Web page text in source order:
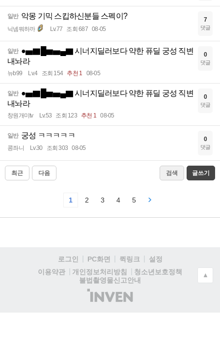
일반 악몽 기믹 스킵하신분들 스펙이?
닉넴뭐하까 Lv.77 조회 687 08-05
7
댓글
일반 ●▅▇█▆▅▄▇ 시너지딜러보다 약한 퓨딜 궁성 직변
내놔라
뉴b99 Lv.4 조회 154 추천 1 08-05
0
댓글
일반 ●▅▇█▆▅▄▇ 시너지딜러보다 약한 퓨딜 궁성 직변
내놔라
창원개미tv Lv.53 조회 123 추천 1 08-05
0
댓글
일반 궁성 ㅋㅋㅋㅋㅋ
콩좌니 Lv.30 조회 303 08-05
0
댓글
최근 다음 검색 글쓰기
1 2 3 4 5
로그인 PC화면 퀵링크
설정
이용약관
개인정보처리방침
청소년보호정책
불법촬영물신고안내
(주)
인
▲